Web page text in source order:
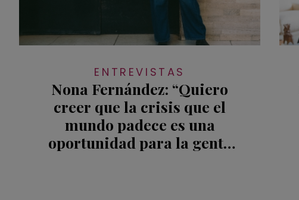
ENTREVISTAS
Nona Fernández: “Quiero
creer que la crisis que el
mundo padece es una
oportunidad para la gente